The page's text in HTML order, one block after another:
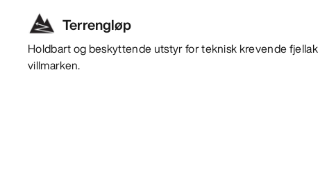
Terrengløp
Holdbart og beskyttende utstyr for teknisk krevende
villmarken.